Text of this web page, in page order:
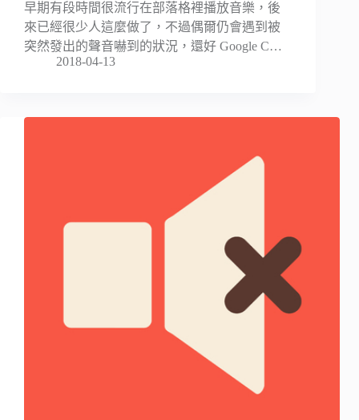
早期有段時間很流行在部落格裡播放音樂，後
來已經很少人這麼做了，不過偶爾仍會遇到被
突然發出的聲音嚇到的狀況，還好 Google C…
2018-04-13